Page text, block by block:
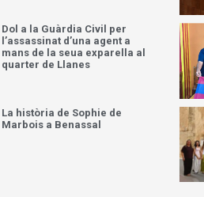
Dol a la Guàrdia Civil per
l’assassinat d’una agent a
mans de la seua exparella al
quarter de Llanes
La història de Sophie de
Marbois a Benassal